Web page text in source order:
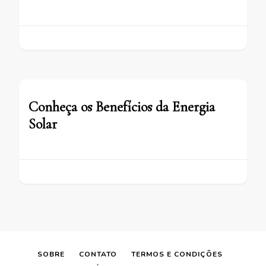
Conheça os Benefícios da Energia
Solar
SOBRE CONTATO
TERMOS E CONDIÇÕES